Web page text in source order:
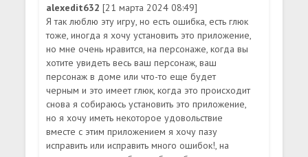
alexedit632[21 марта 2024 08:49]
Я так люблю эту игру, но есть ошибка, есть глюк
тоже, иногда я хочу установить это приложение,
но мне очень нравится, на персонаже, когда вы
хотите увидеть весь ваш персонаж, ваш
персонаж в доме или что-то еще будет
черным и это имеет глюк, когда это происходит
снова я собираюсь установить это приложение,
но я хочу иметь некоторое удовольствие
вместе с этим приложением я хочу пазу
исправить или исправить много ошибок!, на